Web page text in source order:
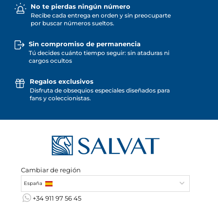
No te pierdas ningún número
Recibe cada entrega en orden y sin preocuparte
por buscar números sueltos.
Sin compromiso de permanencia
Tú decides cuánto tiempo seguir: sin ataduras ni
cargos ocultos
Regalos exclusivos
Disfruta de obsequios especiales diseñados para
fans y coleccionistas.
Cambiar de región
España
+34 911 97 56 45